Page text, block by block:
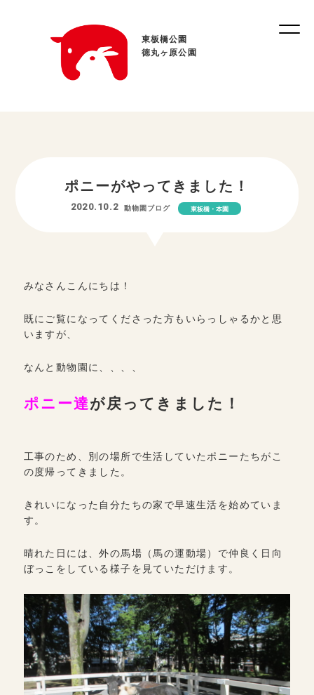
東板橋公園
徳丸ヶ原公園
ポニーがやってきました！
2020.10.2 動物園ブログ 東板橋・本園
みなさんこんにちは！
既にご覧になってくださった方もいらっしゃるかと思
いますが、
なんと動物園に、、、、
ポニー達が戻ってきました！
工事のため、別の場所で生活していたポニーたちがこ
の度帰ってきました。
きれいになった自分たちの家で早速生活を始めていま
す。
晴れた日には、外の馬場（馬の運動場）で仲良く日向
ぼっこをしている様子を見ていただけます。